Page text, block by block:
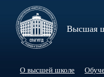
Высшая
О высшей школе